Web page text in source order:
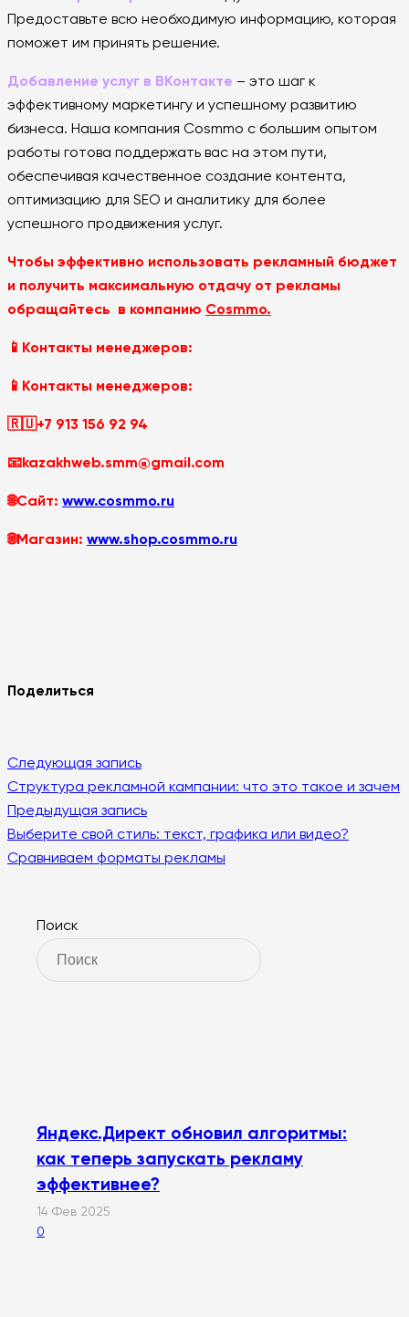
Предоставьте всю необходимую информацию, которая
поможет им принять решение.
Добавление услуг в ВКонтакте – это шаг к
эффективному маркетингу и успешному развитию
бизнеса. Наша компания Cosmmo с большим опытом
работы готова поддержать вас на этом пути,
обеспечивая качественное создание контента,
оптимизацию для SEO и аналитику для более
успешного продвижения услуг.
Чтобы эффективно использовать рекламный бюджет
и получить максимальную отдачу от рекламы
обращайтесь в компанию Cosmmo.
📱Контакты менеджеров:
📱Контакты менеджеров:
🇷🇺+7 913 156 92 94
📧kazakhweb.smm@gmail.com
🌐Сайт: www.cosmmo.ru
🌐Магазин: www.shop.cosmmo.ru
Поделиться
Следующая запись
Структура рекламной кампании: что это такое и зачем
Предыдущая запись
Выберите свой стиль: текст, графика или видео?
Сравниваем форматы рекламы
Поиск
Яндекс.Директ обновил алгоритмы:
как теперь запускать рекламу
эффективнее?
14 Фев 2025
0